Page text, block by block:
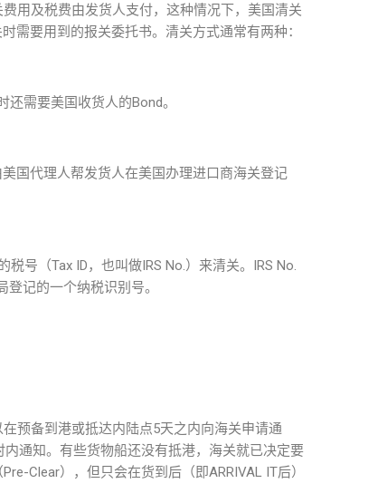
用及税费由发货人支付，这种情况下，美国清关
需要用到的报关委托书。清关方式通常有两种：
需要美国收货人的Bond。
国代理人帮发货人在美国办理进口商海关登记
号（Tax ID，也叫做IRS No.）来清关。IRS No.
登记的一个纳税识别号。
预备到港或抵达内陆点5天之内向海关申请通
通知。有些货物船还没有抵港，海关就已决定要
Clear），但只会在货到后（即ARRIVAL IT后）